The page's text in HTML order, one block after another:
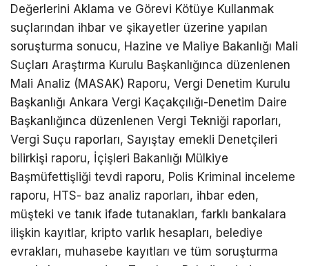
Değerlerini Aklama ve Görevi Kötüye Kullanmak
suçlarından ihbar ve şikayetler üzerine yapılan
soruşturma sonucu, Hazine ve Maliye Bakanlığı Mali
Suçları Araştırma Kurulu Başkanlığınca düzenlenen
Mali Analiz (MASAK) Raporu, Vergi Denetim Kurulu
Başkanlığı Ankara Vergi Kaçakçılığı-Denetim Daire
Başkanlığınca düzenlenen Vergi Tekniği raporları,
Vergi Suçu raporları, Sayıştay emekli Denetçileri
bilirkişi raporu, İçişleri Bakanlığı Mülkiye
Başmüfettişliği tevdi raporu, Polis Kriminal inceleme
raporu, HTS- baz analiz raporları, ihbar eden,
müşteki ve tanık ifade tutanakları, farklı bankalara
ilişkin kayıtlar, kripto varlık hesapları, belediye
evrakları, muhasebe kayıtları ve tüm soruşturma